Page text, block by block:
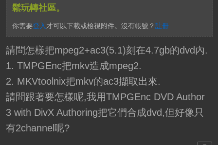
鬆玩轉社區。
你需要登入 才可以下載或檢視附件。沒有帳號？ 註冊
請問怎樣把mpeg2+ac3(5.1)刻在4.7gb的dvd內.
1. TMPGEnc把mkv造成mpeg2.
2. MKVtoolnix把mkv的ac3擷取出來.
請問跟著要怎樣呢,我用TMPGEnc DVD Author
3 with DivX Authoring把它們合成dvd,但好像只
有2channel呢?